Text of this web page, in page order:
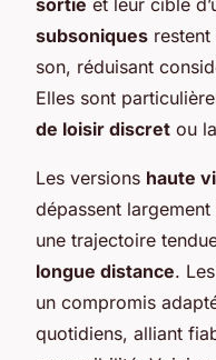
subsoniques
son, réduisant
Elles sont
de loisir discret ou la
Les versions haute
dépassent
une trajectoire
longue distance. Les
un compromis
quotidiens, alliant